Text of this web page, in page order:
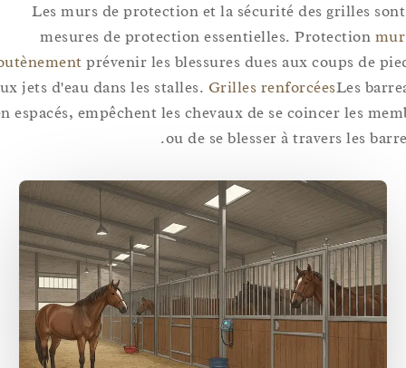
Les murs de protection et la sécurité des grilles
mesures de protection essentielles. Protection
soutènementprévenir les blessures dues aux coups
aux jets d'eau dans les stalles.Grilles renforcées Les
bien espacés, empêchent les chevaux de se coincer les
ou de se blesser à travers les